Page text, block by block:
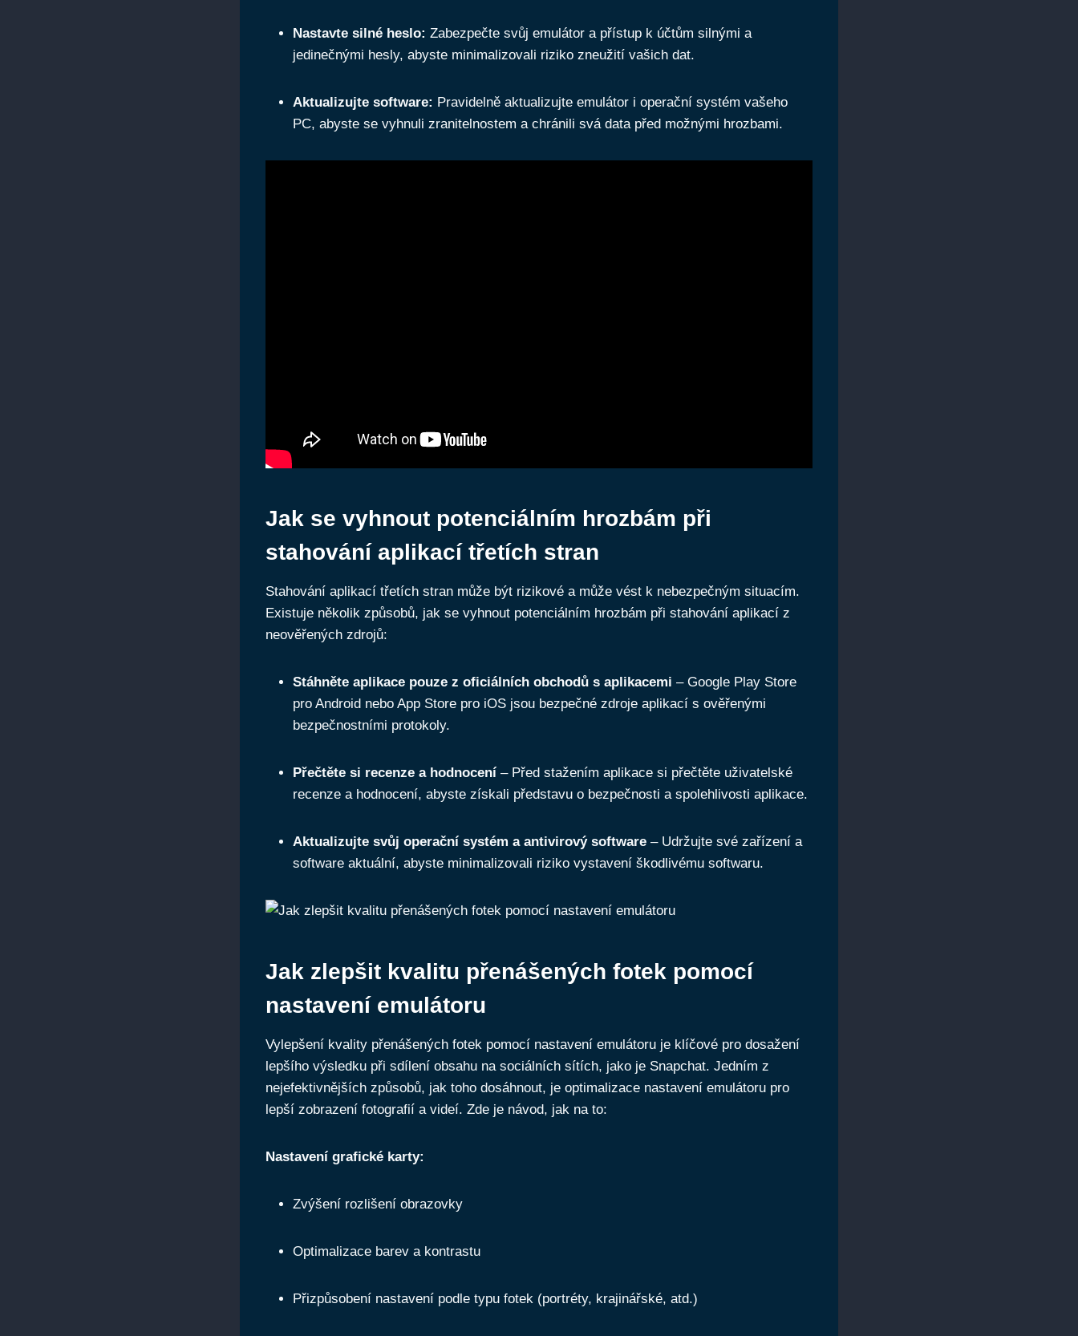
Nastavte silné heslo: Zabezpečte svůj emulátor a přístup k účtům silnými a
jedinečnými hesly, abyste minimalizovali riziko zneužití vašich dat.
Aktualizujte software: Pravidelně aktualizujte emulátor i operační systém vašeho
PC, abyste se vyhnuli zranitelnostem a chránili svá data před možnými hrozbami.
Jak se vyhnout potenciálním hrozbám při
stahování aplikací třetích stran
Stahování aplikací třetích stran může být rizikové a může vést k nebezpečným situacím.
Existuje několik způsobů, jak se vyhnout potenciálním hrozbám při stahování aplikací z
neověřených zdrojů:
Stáhněte aplikace pouze z oficiálních obchodů s aplikacemi – Google Play Store
pro Android nebo App Store pro iOS jsou bezpečné zdroje aplikací s ověřenými
bezpečnostními protokoly.
Přečtěte si recenze a hodnocení – Před stažením aplikace si přečtěte uživatelské
recenze a hodnocení, abyste získali představu o bezpečnosti a spolehlivosti aplikace.
Aktualizujte svůj operační systém a antivirový software – Udržujte své zařízení a
software aktuální, abyste minimalizovali riziko vystavení škodlivému softwaru.
Jak zlepšit kvalitu přenášených fotek pomocí
nastavení emulátoru
Vylepšení kvality přenášených fotek pomocí nastavení emulátoru je klíčové pro dosažení
lepšího výsledku při sdílení obsahu na sociálních sítích, jako je Snapchat. Jedním z
nejefektivnějších způsobů, jak toho dosáhnout, je optimalizace nastavení emulátoru pro
lepší zobrazení fotografií a videí. Zde je návod, jak na to:
Nastavení grafické karty:
Zvýšení rozlišení obrazovky
Optimalizace barev a kontrastu
Přizpůsobení nastavení podle typu fotek (portréty, krajinářské, atd.)